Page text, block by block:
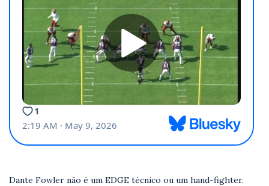
Dante Fowler não é um EDGE técnico ou um hand-fighter.